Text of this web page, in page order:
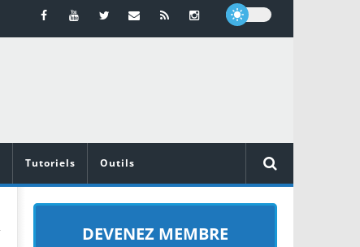
Tutoriels Outils
DEVENEZ MEMBRE